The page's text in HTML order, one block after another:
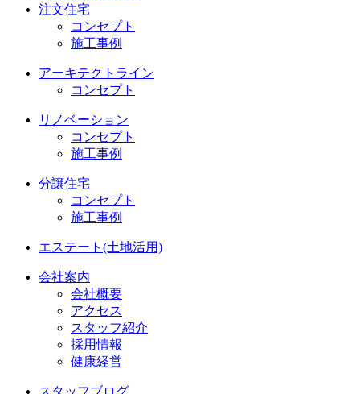
注文住宅
コンセプト
施工事例
アーキテクトライン
コンセプト
リノベーション
コンセプト
施工事例
分譲住宅
コンセプト
施工事例
エステート(土地活用)
会社案内
会社概要
アクセス
スタッフ紹介
採用情報
健康経営
スタッフブログ